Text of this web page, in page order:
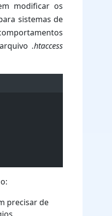
modificar os
sistemas de
.htaccess
precisar de